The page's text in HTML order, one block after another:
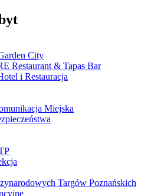
City
Restaurant & Tapas Bar
i Restauracja
Miejska
Targów Poznańskich